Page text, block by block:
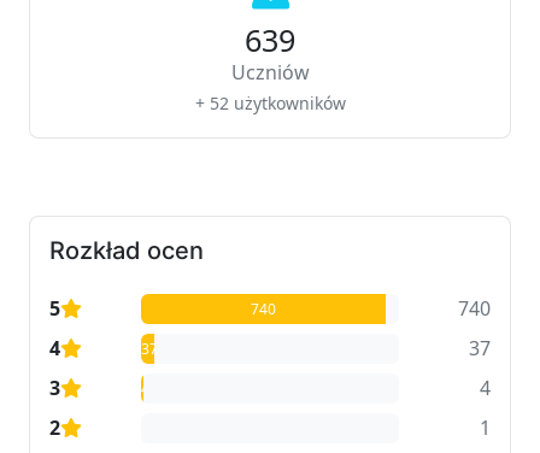
639
Uczniów
+ 52 użytkowników
Rozkład ocen
5 740
740
4
37
37
3
4
4
2
1